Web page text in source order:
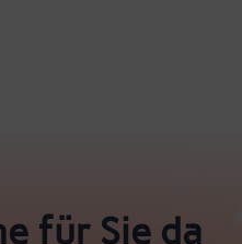
für Sie da